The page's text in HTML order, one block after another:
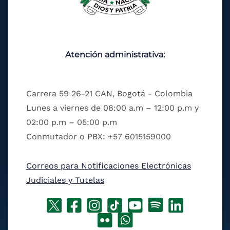
Atención administrativa:
Carrera 59 26-21 CAN, Bogotá - Colombia
Lunes a viernes de 08:00 a.m – 12:00 p.m y
02:00 p.m – 05:00 p.m
Conmutador o PBX: +57 6015159000
Correos para Notificaciones Electrónicas
Judiciales y Tutelas